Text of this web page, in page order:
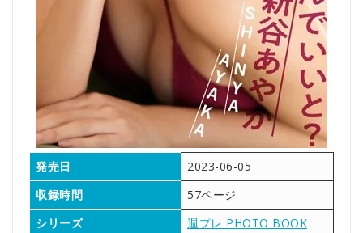
発売日
2023-06-05
収録時間
57ページ
シリーズ
週プレ PHOTO BOOK